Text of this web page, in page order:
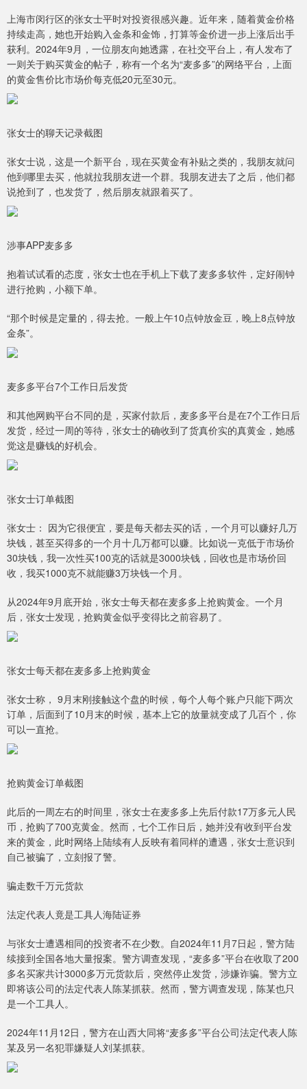
上海市闵行区的张女士平时对投资很感兴趣。近年来，随着黄金价格
持续走高，她也开始购入金条和金饰，打算等金价进一步上涨后出手
获利。2024年9月，一位朋友向她透露，在社交平台上，有人发布了
一则关于购买黄金的帖子，称有一个名为“麦多多”的网络平台，上面
的黄金售价比市场价每克低20元至30元。
张女士的聊天记录截图
张女士说，这是一个新平台，现在买黄金有补贴之类的，我朋友就问
他到哪里去买，他就拉我朋友进一个群。我朋友进去了之后，他们都
说抢到了，也发货了，然后朋友就跟着买了。
涉事APP麦多多
抱着试试看的态度，张女士也在手机上下载了麦多多软件，定好闹钟
进行抢购，小额下单。
“那个时候是定量的，得去抢。一般上午10点钟放金豆，晚上8点钟放
金条”。
麦多多平台7个工作日后发货
和其他网购平台不同的是，买家付款后，麦多多平台是在7个工作日后
发货，经过一周的等待，张女士的确收到了货真价实的真黄金，她感
觉这是赚钱的好机会。
张女士订单截图
张女士： 因为它很便宜，要是每天都去买的话，一个月可以赚好几万
块钱，甚至买得多的一个月十几万都可以赚。比如说一克低于市场价
30块钱，我一次性买100克的话就是3000块钱，回收也是市场价回
收，我买1000克不就能赚3万块钱一个月。
从2024年9月底开始，张女士每天都在麦多多上抢购黄金。一个月
后，张女士发现，抢购黄金似乎变得比之前容易了。
张女士每天都在麦多多上抢购黄金
张女士称， 9月末刚接触这个盘的时候，每个人每个账户只能下两次
订单，后面到了10月末的时候，基本上它的放量就变成了几百个，你
可以一直抢。
抢购黄金订单截图
此后的一周左右的时间里，张女士在麦多多上先后付款17万多元人民
币，抢购了700克黄金。然而，七个工作日后，她并没有收到平台发
来的黄金，此时网络上陆续有人反映有着同样的遭遇，张女士意识到
自己被骗了，立刻报了警。
骗走数千万元货款
法定代表人竟是工具人海陆证券
与张女士遭遇相同的投资者不在少数。自2024年11月7日起，警方陆
续接到全国各地大量报案。警方调查发现，“麦多多”平台在收取了200
多名买家共计3000多万元货款后，突然停止发货，涉嫌诈骗。警方立
即将该公司的法定代表人陈某抓获。然而，警方调查发现，陈某也只
是一个工具人。
2024年11月12日，警方在山西大同将“麦多多”平台公司法定代表人陈
某及另一名犯罪嫌疑人刘某抓获。